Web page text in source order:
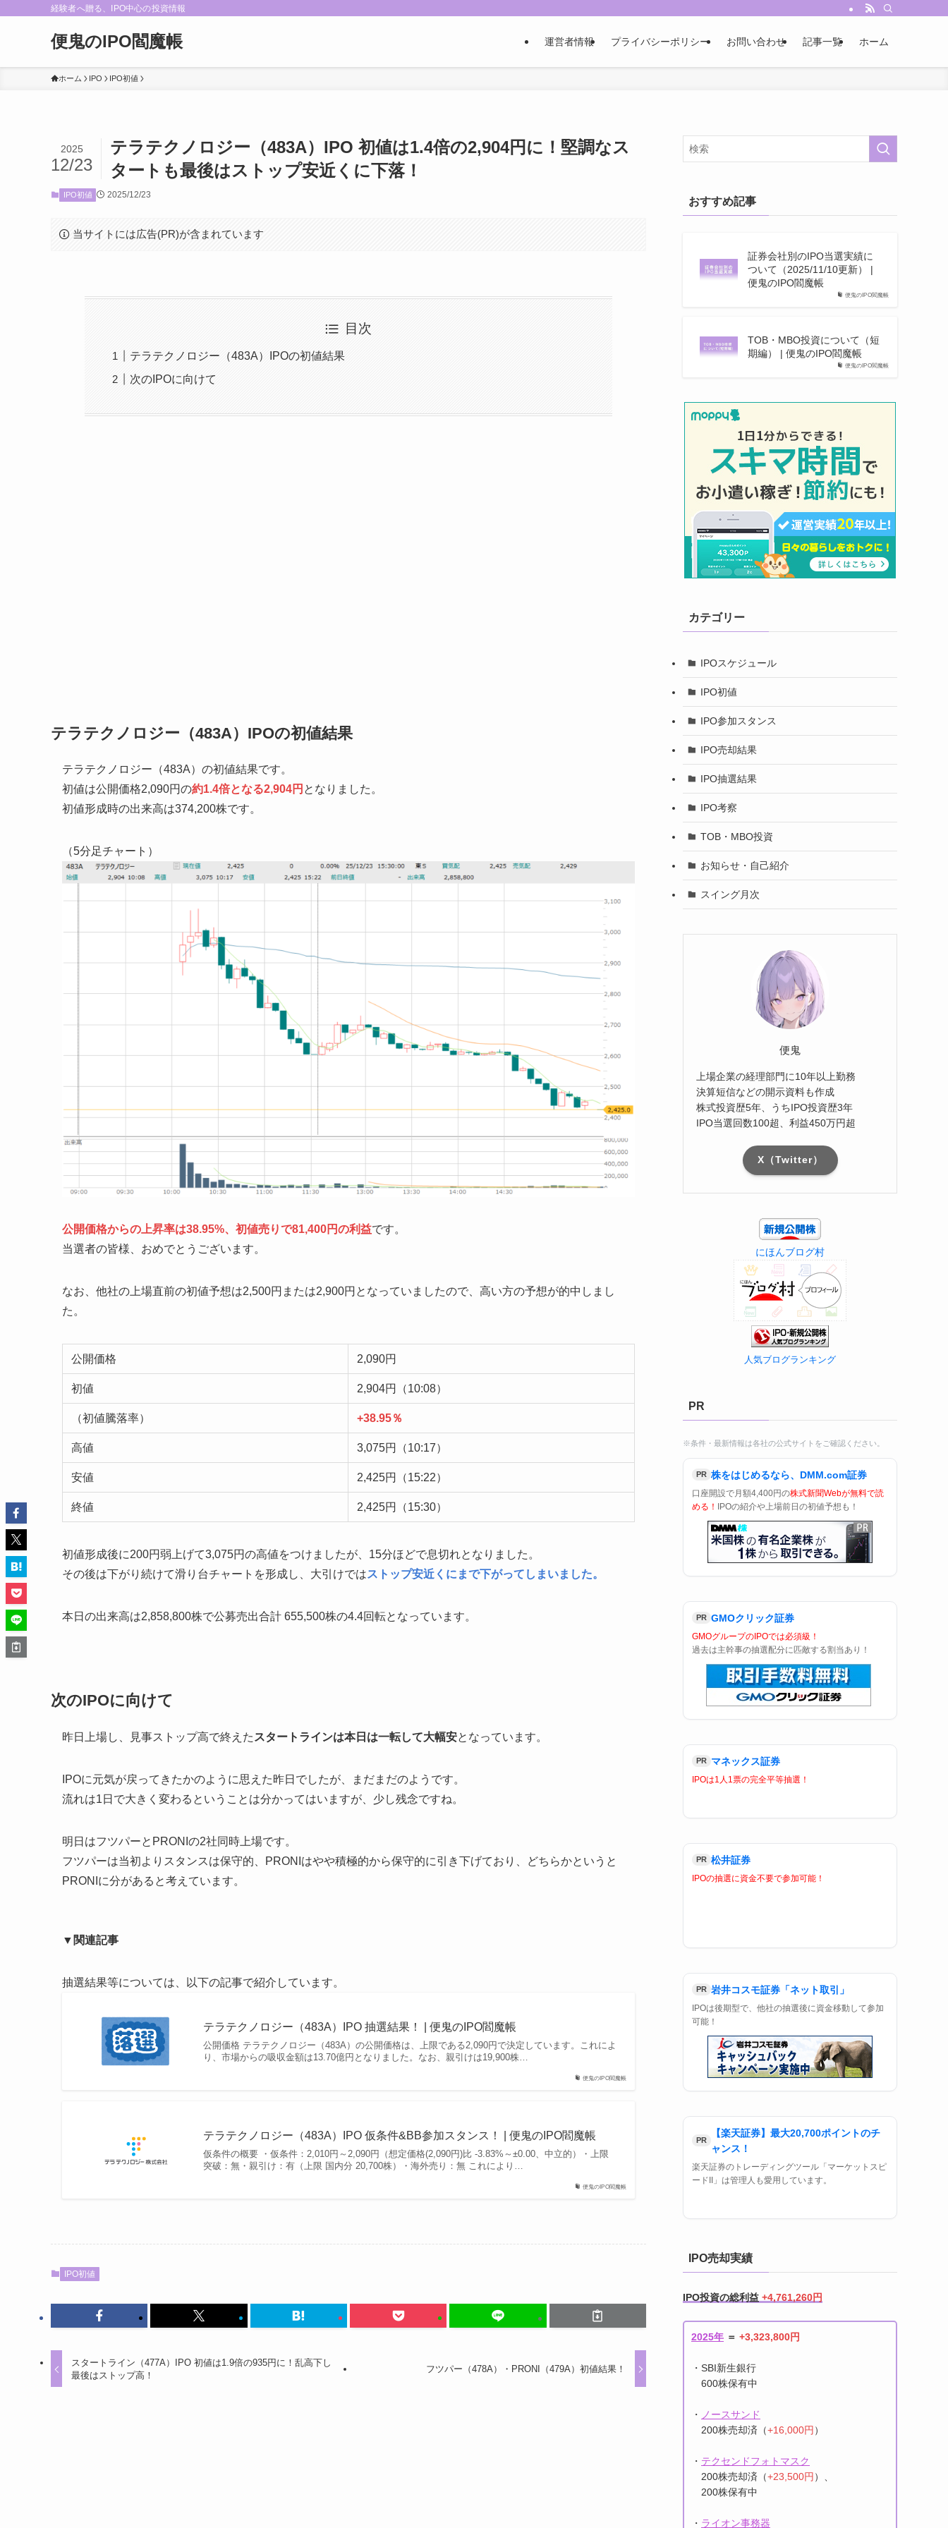
経験者へ贈る、IPO中心の投資情報
便鬼のIPO閻魔帳 運営者情報 プライバシーポリシー お問い合わせ 記事一覧 ホーム
ホーム IPO IPO初値
テラテクノロジー（483A）IPO 初値は1.4倍の2,904円に！堅調なス
タートも最後はストップ安近くに下落！
2025
12/23
IPO初値 2025/12/23
当サイトには広告(PR)が含まれています
目次
テラテクノロジー（483A）IPOの初値結果
次のIPOに向けて
テラテクノロジー（483A）IPOの初値結果
テラテクノロジー（483A）の初値結果です。
初値は公開価格2,090円の約1.4倍となる2,904円 となりました。
初値形成時の出来高は374,200株です。
（5分足チャート）
公開価格からの上昇率は38.95%、初値売りで81,400円の利益です。
当選者の皆様、おめでとうございます。
なお、他社の上場直前の初値予想は2,500円または2,900円となっていましたので、高い方の予想が的中しまし
た。
公開価格 2,090円
初値 2,904円（10:08）
（初値騰落率） +38.95％
高値 3,075円（10:17）
安値 2,425円（15:22）
終値 2,425円（15:30）
初値形成後に200円弱上げて3,075円の高値をつけましたが、15分ほどで息切れとなりました。
その後は下がり続けて滑り台チャートを形成し、大引けではストップ安近くにまで下がってしまいました。
本日の出来高は2,858,800株で公募売出合計 655,500株の4.4回転となっています。
次のIPOに向けて
昨日上場し、見事ストップ高で終えた スタートラインは本日は一転して大幅安となっています。
IPOに元気が戻ってきたかのように思えた昨日でしたが、まだまだのようです。
流れは1日で大きく変わるということは分かってはいますが、少し残念ですね。
明日はフツパーとPRONIの2社同時上場です。
フツパーは当初よりスタンスは保守的、PRONIはやや積極的から保守的に引き下げており、どちらかというと
PRONIに分があると考えています。
▼関連記事
抽選結果等については、以下の記事で紹介しています。
便鬼のIPO閻魔帳
テラテクノロジー（483A）IPO 抽選結果！ | 便鬼のIPO閻魔帳
公開価格 テラテクノロジー（483A）の公開価格は、上限である2,090円で決定しています。これによ
り、市場からの吸収金額は13.70億円となりました。なお、親引けは19,900株…
便鬼のIPO閻魔帳
テラテクノロジー（483A）IPO 仮条件&BB参加スタンス！ | 便鬼のIPO閻魔帳
仮条件の概要 ・仮条件：2,010円～2,090円（想定価格(2,090円)比 -3.83%～±0.00、中立的）・上限
突破：無・親引け：有（上限 国内分 20,700株）・海外売り：無 これにより…
IPO初値
スタートライン（477A）IPO 初値は1.9倍の935円に！乱高下し
最後はストップ高！
フツパー（478A）・PRONI（479A）初値結果！
おすすめ記事
便鬼のIPO閻魔帳
証券会社別のIPO当選実績に
ついて（2025/11/10更新） |
便鬼のIPO閻魔帳
便鬼のIPO閻魔帳
TOB・MBO投資について（短
期編） | 便鬼のIPO閻魔帳
カテゴリー
IPOスケジュール
IPO初値
IPO参加スタンス
IPO売却結果
IPO抽選結果
IPO考察
TOB・MBO投資
お知らせ・自己紹介
スイング月次
便鬼
上場企業の経理部門に10年以上勤務
決算短信などの開示資料も作成
株式投資歴5年、うちIPO投資歴3年
IPO当選回数100超、利益450万円超
X（Twitter）
にほんブログ村
人気ブログランキング
PR
※条件・最新情報は各社の公式サイトをご確認ください。
PR 株をはじめるなら、DMM.com証券
口座開設で月額4,400円の株式新聞Webが無料で読
める！ IPOの紹介や上場前日の初値予想も！
PR GMOクリック証券
GMOグループのIPOでは必須級！
過去は主幹事の抽選配分に匹敵する割当あり！
PR マネックス証券
IPOは1人1票の完全平等抽選！
PR 岩井コスモ証券「ネット取引」
IPOは後期型で、他社の抽選後に資金移動して参加
可能！
PR
【楽天証券】最大20,700ポイントのチ
ャンス！
2025年＝+3,323,800円
600株保有中
200株売却済（+16,000円
テクセンドフォトマスク
200株保有中